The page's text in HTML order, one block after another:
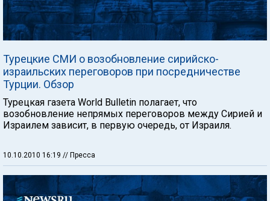
Турецкие СМИ о возобновление сирийско-
израильских переговоров при посредничестве
Турции. Обзор
Турецкая газета World Bulletin полагает, что
возобновление непрямых переговоров между Сирией и
Израилем зависит, в первую очередь, от Израиля.
10.10.2010 16:19 // Пресса